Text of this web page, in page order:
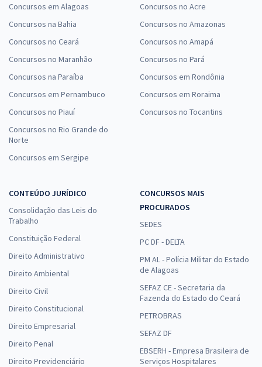
Concursos em Alagoas
Concursos na Bahia
Concursos no Ceará
Concursos no Maranhão
Concursos na Paraíba
Concursos em Pernambuco
Concursos no Piauí
Concursos no Rio Grande do
Norte
Concursos em Sergipe
Concursos no Acre
Concursos no Amazonas
Concursos no Amapá
Concursos no Pará
Concursos em Rondônia
Concursos em Roraima
Concursos no Tocantins
CONTEÚDO JURÍDICO
Consolidação das Leis do
Trabalho
Constituição Federal
Direito Administrativo
Direito Ambiental
Direito Civil
Direito Constitucional
Direito Empresarial
Direito Penal
Direito Previdenciário
CONCURSOS MAIS
PROCURADOS
SEDES
PC DF - DELTA
PM AL - Polícia Militar do Estado
de Alagoas
SEFAZ CE - Secretaria da
Fazenda do Estado do Ceará
PETROBRAS
SEFAZ DF
EBSERH - Empresa Brasileira de
Serviços Hospitalares